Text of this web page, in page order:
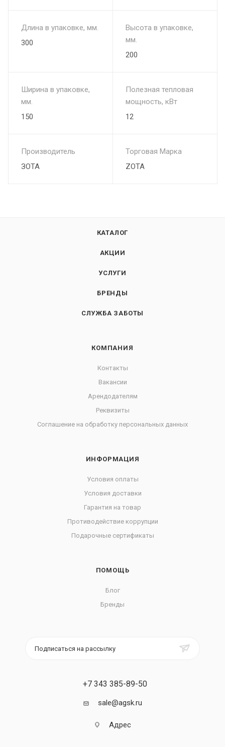
Длина в упаковке, мм.
300
Высота в упаковке,
мм.
200
Ширина в упаковке,
мм.
150
Полезная тепловая
мощность, кВт
12
Производитель
ЗОТА
Торговая Марка
ZOTA
КАТАЛОГ
АКЦИИ
УСЛУГИ
БРЕНДЫ
СЛУЖБА ЗАБОТЫ
КОМПАНИЯ
Контакты
Вакансии
Арендодателям
Реквизиты
Соглашение на обработку персональных данных
ИНФОРМАЦИЯ
Условия оплаты
Условия доставки
Гарантия на товар
Противодействие коррупции
Подарочные сертификаты
ПОМОЩЬ
Блог
Бренды
Подписаться на рассылку
+7 343 385-89-50
sale@agsk.ru
Адрес